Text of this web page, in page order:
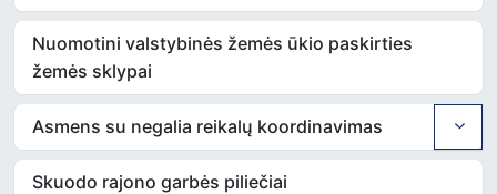
Nuomotini valstybinės žemės ūkio paskirties
žemės sklypai
Asmens su negalia reikalų koordinavimas
Skuodo rajono garbės piliečiai